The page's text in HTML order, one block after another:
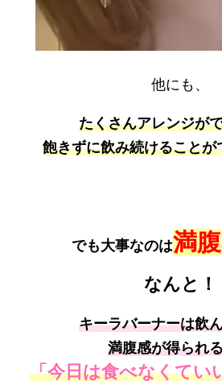
他にも、
たくさんアレンジが
飽きずに飲み続けることが
でも大事なのは満
なんと！
キーラバーナーは飲
満腹感が得られ
「今日は食べなくてい